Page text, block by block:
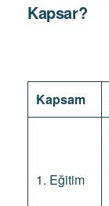
Kapsar?
Kapsam
1. Eğitim